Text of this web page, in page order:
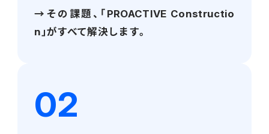
→その課題、「PROACTIVE Constructio
n」がすべて解決します。